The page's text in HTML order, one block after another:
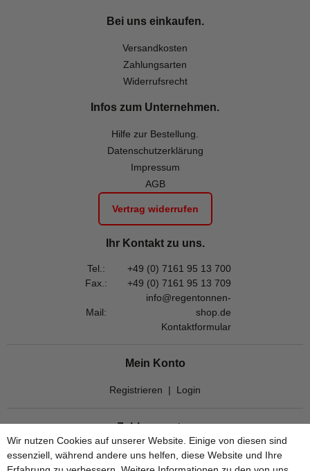
Bei uns einkaufen.
Versandkosten
Zahlungsarten
Widerrufsrecht
Infos zum Unternehmen.
Hilfe zur Bestellung.
Datenschutzerklärung
Impressum
AGB
Vertrag widerrufen
Ihr Kontakt zu uns.
Tel.:
+49 (0) 7161 95 13 700
Fax.:
+49 (0) 7161 95 13 709
Mail:
info@regentonnen-
shop.de
Kontaktformular
Mein Konto
Registrieren | Login
Zahlungsarten
Wir nutzen Cookies auf unserer Website. Einige von diesen sind
essenziell, während andere uns helfen, diese Website und Ihre